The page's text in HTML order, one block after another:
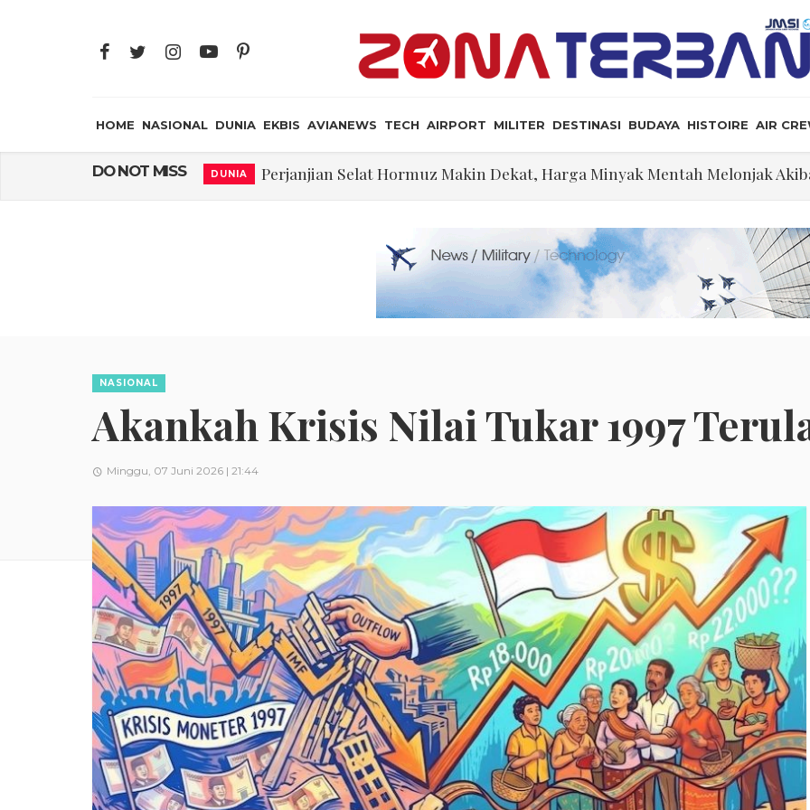
HOME NASIONAL DUNIA EKBIS AVIANEWS TECH AIRPORT MILITER DESTINASI BUDAYA HISTOIRE AIR
DO NOT MISS DUNIA Perjanjian Selat Hormuz Makin Dekat, Harga Minyak Mentah Melonjak
FWK: Presiden dan Masyarakat Perlu Gunakan Bahasa yang Santun
Dua Pesawat Nyaris Tabrakan di Haneda
Trump Batasi Hak Kewarganegaraan Lewat Kelahiran dan Larang “Wisata
Tiongkok Pamerkan Jet Pembom H-6N
NASIONAL
Akankah Krisis Nilai Tukar 1997
Minggu, 07 Juni 2026 | 21:44